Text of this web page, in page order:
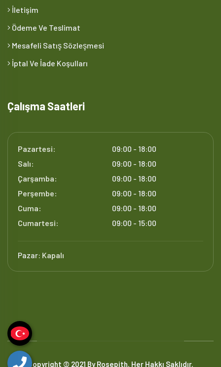
İletişim
Ödeme Ve Teslimat
Mesafeli Satış Sözleşmesi
İptal Ve İade Koşulları
Çalışma Saatleri
Pazartesi:
09:00 - 18:00
Salı:
09:00 - 18:00
Çarşamba:
09:00 - 18:00
Perşembe:
09:00 - 18:00
Cuma:
09:00 - 18:00
Cumartesi:
09:00 - 15:00
Pazar: Kapalı
Copyright © 2021 By Rosepith. Her Hakkı Saklıdır.